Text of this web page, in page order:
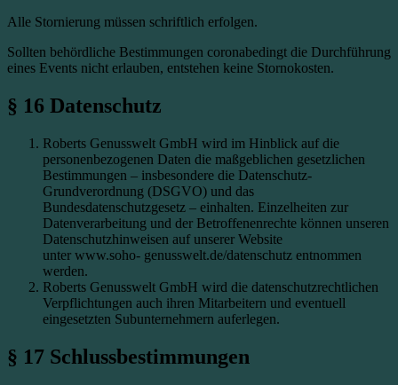
Alle Stornierung müssen schriftlich erfolgen.
Sollten behördliche Bestimmungen coronabedingt die Durchführung
eines Events nicht erlauben, entstehen keine Stornokosten.
§ 16 Datenschutz
Roberts Genusswelt GmbH wird im Hinblick auf die
personenbezogenen Daten die maßgeblichen gesetzlichen
Bestimmungen – insbesondere die Datenschutz-
Grundverordnung (DSGVO) und das
Bundesdatenschutzgesetz – einhalten. Einzelheiten zur
Datenverarbeitung und der Betroffenenrechte können unseren
Datenschutzhinweisen auf unserer Website
unter www.soho- genusswelt.de/datenschutz entnommen
werden.
Roberts Genusswelt GmbH wird die datenschutzrechtlichen
Verpflichtungen auch ihren Mitarbeitern und eventuell
eingesetzten Subunternehmern auferlegen.
§ 17 Schlussbestimmungen